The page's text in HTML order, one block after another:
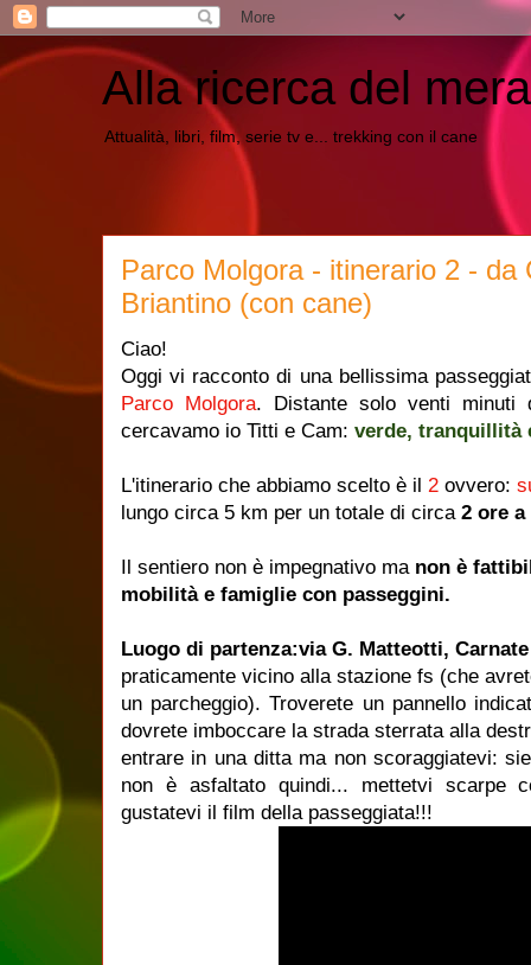
Alla ricerca del
Attualità, libri, film, serie tv e... trekking con il cane
Parco Molgora - itinerario 2 - da
Briantino (con cane)
Ciao!
Oggi vi racconto di una bellissima
Parco Molgora. Distante solo venti
cercavamo io Titti e Cam: verde, tranquillità
L'itinerario che abbiamo scelto è il 2 ovvero:
lungo circa 5 km per un totale di circa2 ore a
Il sentiero non è impegnativo ma non è
mobilità e famiglie con passeggini.
Luogo di partenza:via G. Matteotti, Carnate
praticamente vicino alla stazione fs (che
un parcheggio). Troverete un pannello
dovrete imboccare la strada sterrata alla
entrare in una ditta ma non scoraggiatevi:
non è asfaltato quindi... mettetvi scarpe
gustatevi il film della passeggiata!!!